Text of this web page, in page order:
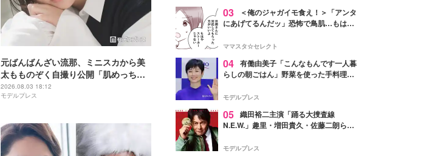
元ばんばんざい流那、ミニスカから美
太もものぞく自撮り公開「肌めっちゃ
綺麗」「美脚すぎる」と反響
2026.08.03 18:12
モデルプレス
03
＜俺のジャガイモ食え！＞「アンタ
にあげてるんだッ」恐怖で鳥肌…もはや
ママスタ☆セレクト
04 有働由美子「こんなもんです一人暮
らしの朝ごはん」野菜を使った手料理公
そう」と反響
モデルプレス
05 織田裕二主演「踊る大捜査線
N.E.W.」趣里・増田貴久・佐藤二朗ら新
徴する“謎のキーワード”も
モデルプレス